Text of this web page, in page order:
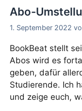
Abo-
1. September 2022
BookBeat stellt
Abos wird es
geben, dafür
Studierende. Ich
und zeige euch,